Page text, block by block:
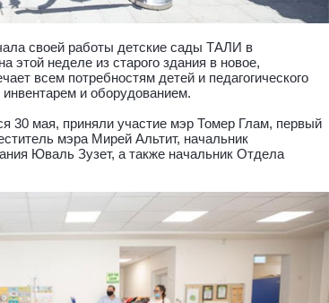
своей работы детские сады ТАЛИ в
неделе из старого здания в новое,
всем потребностям детей и педагогического
и оборудованием.
30 мая, приняли участие мэр Томер Глам, первый
мэра Мирей Альтит, начальник
Юваль Зузет, а также начальник Отдела